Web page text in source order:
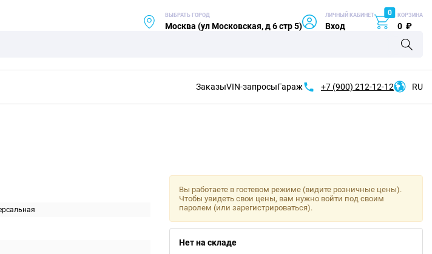
ВЫБРАТЬ ГОРОД
Москва (ул Московская, д 6 стр 5)
ЛИЧНЫЙ КАБИНЕТ
Вход
0 КОРЗИНА
0 ₽
ЗаказыVIN-запросыГараж +7 (900) 212-12-12 RU
Вы работаете в гостевом режиме (видите розничные цены).
Чтобы увидеть свои цены, вам нужно войти под своим
паролем (или зарегистрироваться).
Нет на складе